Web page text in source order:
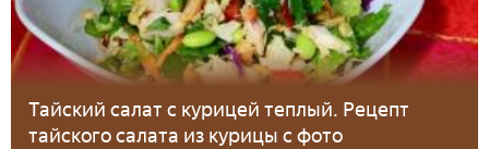
Тайский салат с курицей теплый. Рецепт
тайского салата из курицы с фото